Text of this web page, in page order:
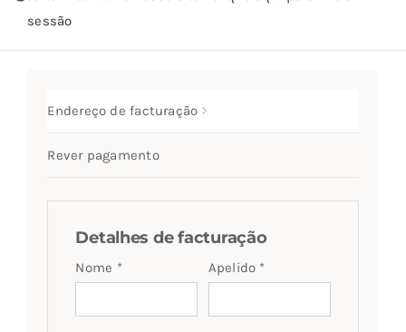
SETS
sessão
Endereço de facturação
Rever pagamento
Detalhes de facturação
Nome * Apelido *